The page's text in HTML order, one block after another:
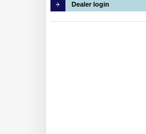
Dealer login